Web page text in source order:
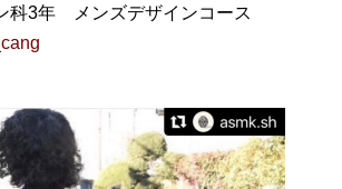
科3年 メンズデザインコース